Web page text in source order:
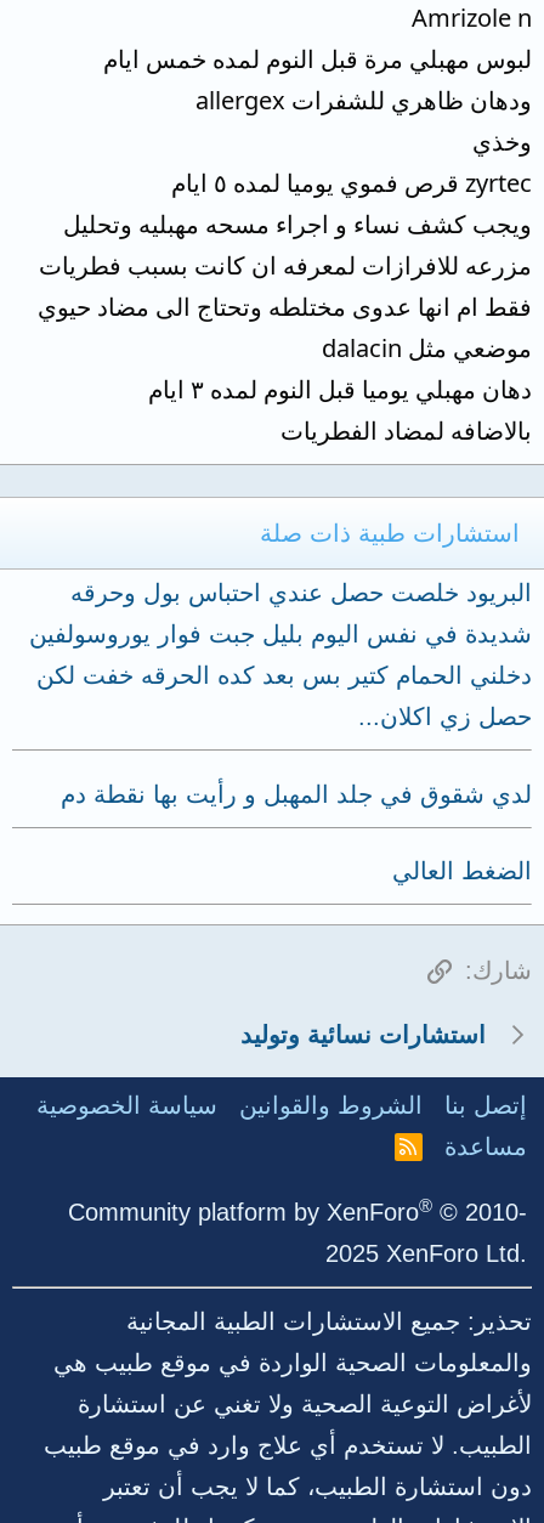
Amrizole n
لبوس مهبلي مرة قبل النوم لمده خمس ايام
ودهان ظاهري للشفرات allergex
وخذي
zyrtec قرص فموي يوميا لمده ٥ ايام
ويجب كشف نساء و اجراء مسحه مهبليه وتحليل
مزرعه للافرازات لمعرفه ان كانت بسبب فطريات
فقط ام انها عدوى مختلطه وتحتاج الى مضاد حيوي
موضعي مثل dalacin
دهان مهبلي يوميا قبل النوم لمده ٣ ايام
بالاضافه لمضاد الفطريات
استشارات طبية ذات صلة
البريود خلصت حصل عندي احتباس بول وحرقه
شديدة في نفس اليوم بليل جبت فوار يوروسولفين
دخلني الحمام كتير بس بعد كده الحرقه خفت لكن
حصل زي اكلان...
لدي شقوق في جلد المهبل و رأيت بها نقطة دم
الضغط العالي
شارك: الرابط
استشارات نسائية وتوليد
إتصل بنا الشروط والقوانين
سياسة الخصوصية
مساعدة
R
Community platform by XenForo® © 2010-
2025 XenForo Ltd.
تحذير: جميع الاستشارات الطبية المجانية
والمعلومات الصحية الواردة في موقع طبيب هي
لأغراض التوعية الصحية ولا تغني عن استشارة
الطبيب. لا تستخدم أي علاج وارد في موقع طبيب
دون استشارة الطبيب، كما لا يجب أن تعتبر